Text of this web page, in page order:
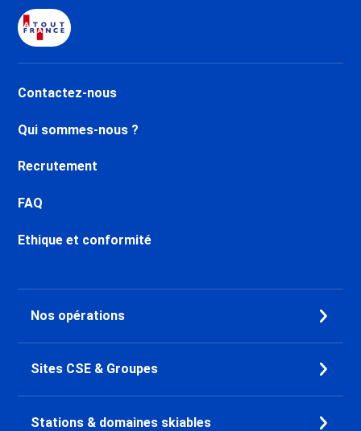
Contactez-nous
Qui sommes-nous ?
Recrutement
FAQ
Ethique et conformité
Nos opérations
Sites CSE & Groupes
Stations & domaines skiables